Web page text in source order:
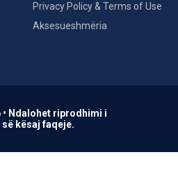
Privacy Policy & Terms of Use
Aksesueshmëria
• Ndalohet riprodhimi i
kësaj faqeje.